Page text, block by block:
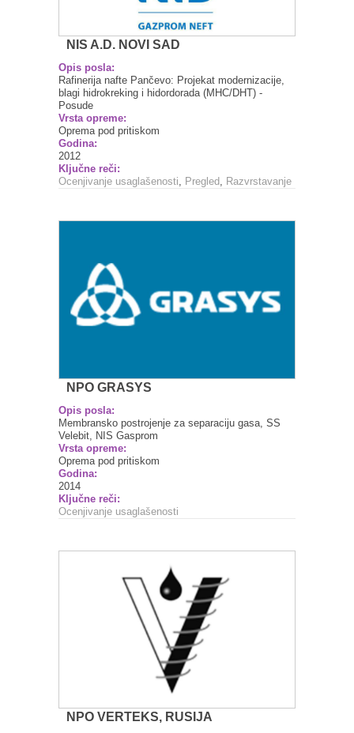
NIS A.D. NOVI SAD
Opis posla:
Rafinerija nafte Pančevo: Projekat modernizacije,
blagi hidrokreking i hidordorada (MHC/DHT) -
Posude
Vrsta opreme:
Oprema pod pritiskom
Godina:
2012
Ključne reči:
Ocenjivanje usaglašenosti, Pregled, Razvrstavanje
NPO GRASYS
Opis posla:
Membransko postrojenje za separaciju gasa, SS
Velebit, NIS Gasprom
Vrsta opreme:
Oprema pod pritiskom
Godina:
2014
Ključne reči:
Ocenjivanje usaglašenosti
NPO VERTEKS, RUSIJA